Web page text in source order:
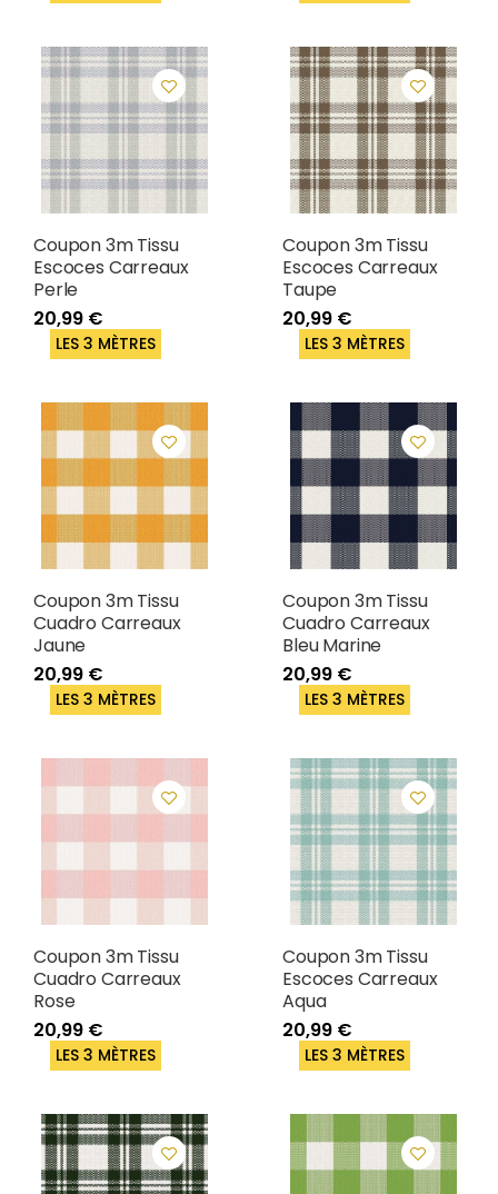
Coupon 3m Tissu
Escoces Carreaux
Perle
20,99 €
LES 3 MÈTRES
Coupon 3m Tissu
Escoces Carreaux
Taupe
20,99 €
LES 3 MÈTRES
Coupon 3m Tissu
Cuadro Carreaux
Jaune
20,99 €
LES 3 MÈTRES
Coupon 3m Tissu
Cuadro Carreaux
Bleu Marine
20,99 €
LES 3 MÈTRES
Coupon 3m Tissu
Cuadro Carreaux
Rose
20,99 €
LES 3 MÈTRES
Coupon 3m Tissu
Escoces Carreaux
Aqua
20,99 €
LES 3 MÈTRES